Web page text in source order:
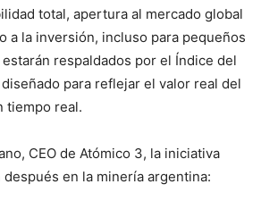
total, apertura al mercado global
a la inversión, incluso para pequeños
respaldados por el Índice del
para reflejar el valor real del
tiempo real.
CEO de Atómico 3, la iniciativa
después en la minería argentina: